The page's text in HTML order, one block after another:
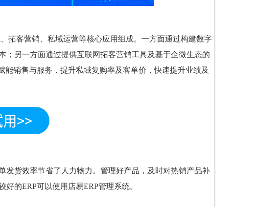
拓客营销、私域运营等核心应用组成。一方面通过构建数字
另一方面通过提供互联网拓客营销工具及基于企微生态的
销售与服务，提升私域复购率及客单价，快速提升业绩及
发货效率节省了人力物力。管理好产品，及时对热销产品补
的ERP可以使用店易ERP管理系统。